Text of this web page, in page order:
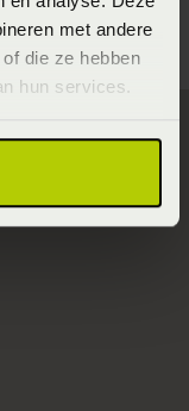
met andere
die ze hebben
hun services.